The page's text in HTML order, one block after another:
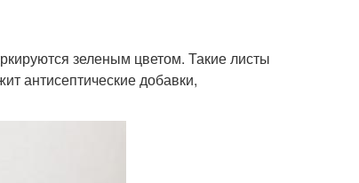
зеленым цветом. Такие листы
антисептические добавки,